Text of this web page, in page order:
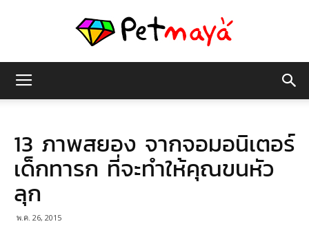
มายา
13 ภาพสยอง จากจอมอนิเตอร์
เด็กทารก ที่จะทำให้คุณขนหัว
ลุก
พ.ค. 26, 2015